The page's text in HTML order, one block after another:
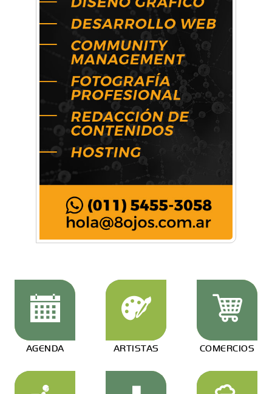
Música, teatro, yoga, danza y mucho más:
Conocé todos los talleres para aprender y
disfrutar en la Zona Oeste
AGENDA ARTISTAS COMERCIOS